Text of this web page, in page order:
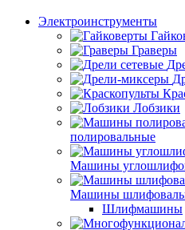
Электроинструменты
Граверы
Лобзики
полировальные
Машины
Машины
Шлифмашины